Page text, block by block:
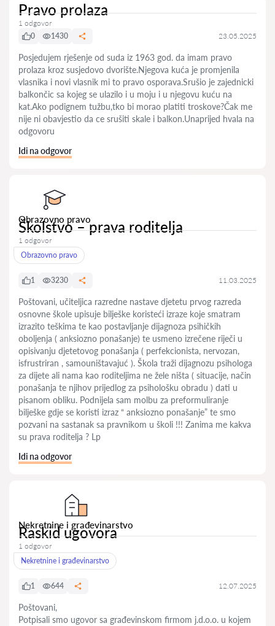
Pravo prolaza
1 odgovor
0
1430 23.05.2025
Posjedujem rješenje od suda iz 1963 god. da imam pravo
prolaza kroz susjedovo dvorište.Njegova kuća je promjenila
vlasnika i novi vlasnik mi to pravo osporava.Srušio je zajednicki
balkončic sa kojeg se ulazilo i u moju i u njegovu kuću na
kat.Ako podignem tužbu,tko bi morao platiti troskove?Čak me
nije ni obavjestio da ce srušiti skale i balkon.Unaprijed hvala na
odgovoru
Idi na odgovor
Obrazovno pravo
Školstvo – prava roditelja
1 odgovor
Obrazovno pravo
1 3230 11.03.2025
Poštovani, učiteljica razredne nastave djetetu prvog razreda
osnovne škole upisuje bilješke koristeći izraze koje smatram
izrazito teškima te kao postavljanje dijagnoza psihičkih
oboljenja ( anksiozno ponašanje) te usmeno izrečene riječi u
opisivanju djetetovog ponašanja ( perfekcionista, nervozan,
isfrustriran , samouništavajuć ). Škola traži dijagnozu psihologa
za dijete ali nama kao roditeljima ne žele ništa ( situacije, način
ponašanja te njihov prijedlog za psihološku obradu ) dati u
pisanom obliku. Podnijela sam molbu za preformuliranje
bilješke gdje se koristi izraz “ anksiozno ponašanje” te smo
pozvani na sastanak sa pravnikom u školi !!! Zanima me kakva
su prava roditelja ? Lp
Idi na odgovor
Nekretnine i građevinarstvo
Raskid ugovora
1 odgovor
Nekretnine i građevinarstvo
1 644 12.07.2025
Poštovani,
Potpisali smo ugovor sa građevinskom firmom j.d.o.o. u kojem